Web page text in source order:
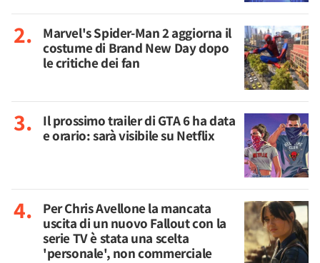
Marvel's Spider-Man 2 aggiorna il
costume di Brand New Day dopo
le critiche dei fan
Il prossimo trailer di GTA 6 ha data
e orario: sarà visibile su Netflix
Per Chris Avellone la mancata
uscita di un nuovo Fallout con la
serie TV è stata una scelta
'personale', non commerciale